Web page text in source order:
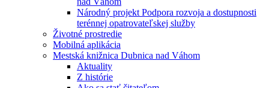
Národný projekt Podpora rozvoja a dostupnosti
terénnej opatrovateľskej služby
Životné prostredie
Mobilná aplikácia
Mestská knižnica Dubnica nad Váhom
Aktuality
Z histórie